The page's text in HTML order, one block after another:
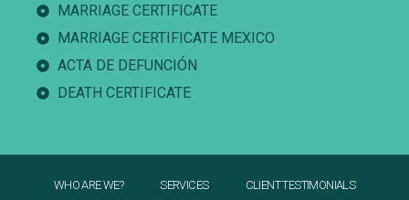
MARRIAGE CERTIFICATE
MARRIAGE CERTIFICATE MEXICO
ACTA DE DEFUNCIÓN
DEATH CERTIFICATE
WHO ARE WE? SERVICES
CLIENT TESTIMONIALS